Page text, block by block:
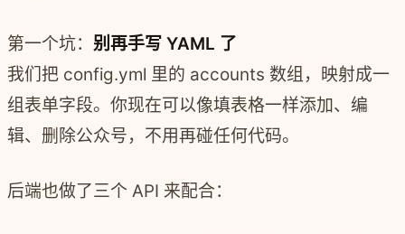
第一个坑： 别再手写 YAML 了
我们把 config.yml 里的 accounts 数组，映射成一
组表单字段。你现在可以像填表格一样添加、编
辑、删除公众号，不用再碰任何代码。
后端也做了三个 API 来配合：